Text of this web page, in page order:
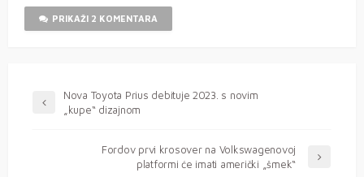
PRIKAŽI 2 KOMENTARA
Nova Toyota Prius debituje 2023. s novim
„kupe“ dizajnom
Fordov prvi krosover na Volkswagenovoj
platformi će imati američki „šmek“